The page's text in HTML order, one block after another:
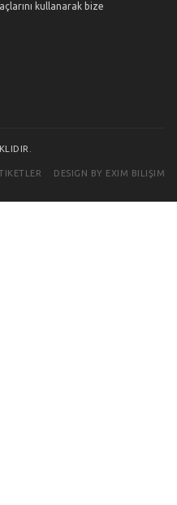
kullanarak bize
DESIGN BY EXIM BILIŞIM